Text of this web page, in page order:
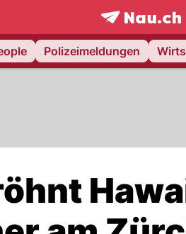
frontpage.
Polizeimeldungen